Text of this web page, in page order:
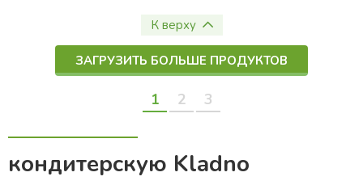
К верху
ЗАГРУЗИТЬ БОЛЬШЕ ПРОДУКТОВ
1 2 3
кондитерскую Kladno